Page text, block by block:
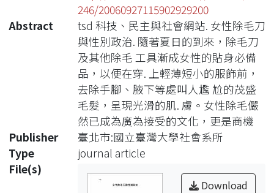
246/20060927115902929200
Abstract
tsd 科技、民主與社會網站. 女性除毛刀
與性別政治. 隨著夏日的到來，除毛刀
及其他除毛 工具漸成女性的貼身必備
品，以便在穿. 上輕薄短小的服飾前，
去除手腳、腋下等處叫人尷 尬的茂盛
毛髮，呈現光滑的肌. 膚。女性除毛儼
然已成為廣為接受的文化，更是商機
Publisher
臺北市:國立臺灣大學社會系所
Type
journal article
File(s)
Download